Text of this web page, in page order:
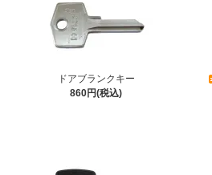
ドアブランクキー
860円(税込)